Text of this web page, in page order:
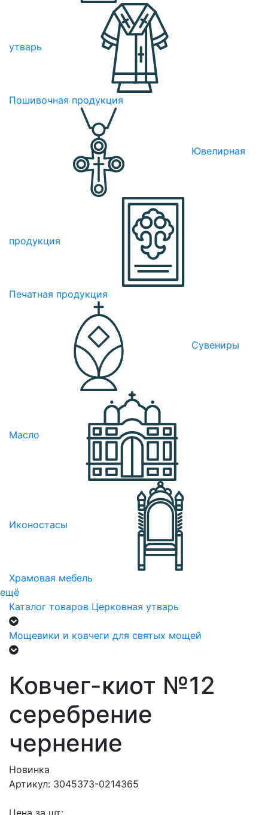
утварь
Пошивочная продукция
Ювелирная
продукция
Печатная продукция
Сувениры
Масло
Иконостасы
Храмовая мебель
ещё
Каталог товаров Церковная утварь
Мощевики и ковчеги для святых мощей
Ковчег-киот №12
серебрение
чернение
Новинка
Артикул: 3045373-0214365
Цена за шт: